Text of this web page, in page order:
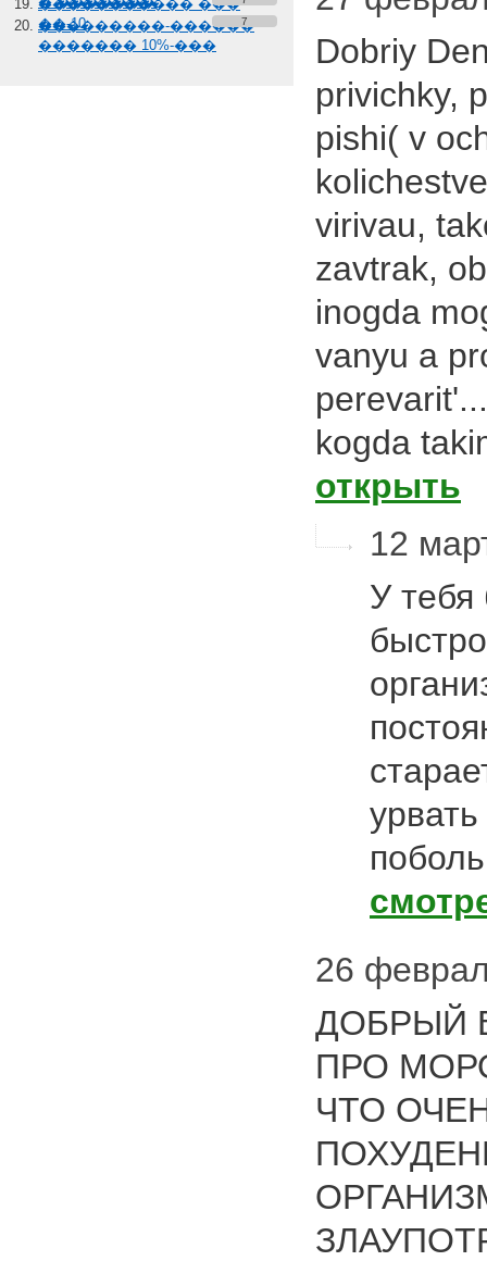
����������� ���
��-10
���������-������
������� 10%-���
7
Dobriy
privichky,
pishi( v
virivau,
zavtrak,
inogda
vanyu a
kogda
открыть
12
У тебя
26
ДОБРЫЙ
ПРО
ЧТО